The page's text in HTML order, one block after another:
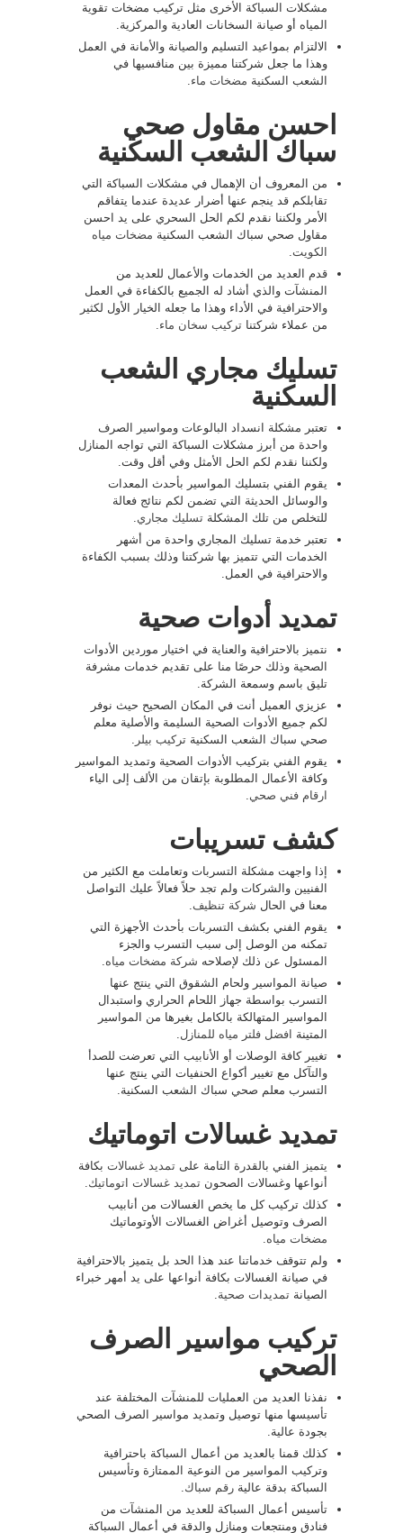
مشكلات السباكة الأخرى مثل تركيب مضخات تقوية
المياه أو صيانة السخانات العادية والمركزية.
الالتزام بمواعيد التسليم والصيانة والأمانة في العمل
وهذا ما جعل شركتنا مميزة بين منافسيها في
الشعب السكنية مضخات ماء.
احسن مقاول صحي
سباك الشعب السكنية
من المعروف أن الإهمال في مشكلات السباكة التي
تقابلكم قد ينجم عنها أضرار عديدة عندما يتفاقم
الأمر ولكننا نقدم لكم الحل السحري على يد احسن
مقاول صحي سباك الشعب السكنية مضخات مياه
الكويت.
قدم العديد من الخدمات والأعمال للعديد من
المنشآت والذي أشاد له الجميع بالكفاءة في العمل
والاحترافية في الأداء وهذا ما جعله الخيار الأول لكثير
من عملاء شركتنا تركيب سخان ماء.
تسليك مجاري الشعب
السكنية
تعتبر مشكلة انسداد البالوعات ومواسير الصرف
واحدة من أبرز مشكلات السباكة التي تواجه المنازل
ولكننا نقدم لكم الحل الأمثل وفي أقل وقت.
يقوم الفني بتسليك المواسير بأحدث المعدات
والوسائل الحديثة التي تضمن لكم نتائج فعالة
للتخلص من تلك المشكلة تسليك مجاري.
تعتبر خدمة تسليك المجاري واحدة من أشهر
الخدمات التي تتميز بها شركتنا وذلك بسبب الكفاءة
والاحترافية في العمل.
تمديد أدوات صحية
نتميز بالاحترافية والعناية في اختيار موردين الأدوات
الصحية وذلك حرصًا منا على تقديم خدمات مشرفة
تليق باسم وسمعة الشركة.
عزيزي العميل أنت في المكان الصحيح حيث نوفر
لكم جميع الأدوات الصحية السليمة والأصلية معلم
صحي سباك الشعب السكنية تركيب بيلر .
يقوم الفني بتركيب الأدوات الصحية وتمديد المواسير
وكافة الأعمال المطلوبة بإتقان من الألف إلى الياء
ارقام فني صحي.
كشف تسريبات
إذا واجهت مشكلة التسربات وتعاملت مع الكثير من
الفنيين والشركات ولم تجد حلاً فعالاً عليك التواصل
معنا في الحال شركة تنظيف.
يقوم الفني بكشف التسربات بأحدث الأجهزة التي
تمكنه من الوصل إلى سبب التسرب والجزء
المسئول عن ذلك لإصلاحه شركة مضخات مياه.
صيانة المواسير ولحام الشقوق التي ينتج عنها
التسرب بواسطة جهاز اللحام الحراري واستبدال
المواسير المتهالكة بالكامل بغيرها من المواسير
المتينة افضل فلتر مياه للمنازل.
تغيير كافة الوصلات أو الأنابيب التي تعرضت للصدأ
والتآكل مع تغيير أكواع الحنفيات التي ينتج عنها
التسرب معلم صحي سباك الشعب السكنية.
تمديد غسالات اتوماتيك
يتميز الفني بالقدرة التامة على تمديد غسالات بكافة
أنواعها وغسالات الصحون تمديد غسالات اتوماتيك.
كذلك تركيب كل ما يخص الغسالات من أنابيب
الصرف وتوصيل أغراض الغسالات الأوتوماتيك
مضخات مياه.
ولم تتوقف خدماتنا عند هذا الحد بل يتميز بالاحترافية
في صيانة الغسالات بكافة أنواعها على يد أمهر خبراء
الصيانة تمديدات صحية.
تركيب مواسير الصرف
الصحي
نفذنا العديد من العمليات للمنشآت المختلفة عند
تأسيسها منها توصيل وتمديد مواسير الصرف الصحي
بجودة عالية.
كذلك قمنا بالعديد من أعمال السباكة باحترافية
وتركيب المواسير من النوعية الممتازة وتأسيس
السباكة بدقة عالية رقم سباك.
تأسيس أعمال السباكة للعديد من المنشآت من
فنادق ومنتجعات ومنازل والدقة في أعمال السباكة